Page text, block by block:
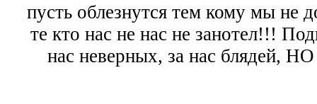
пусть облезнутся тем кому мы не
те кто нас не нас не занотел!!!
нас неверных, за нас